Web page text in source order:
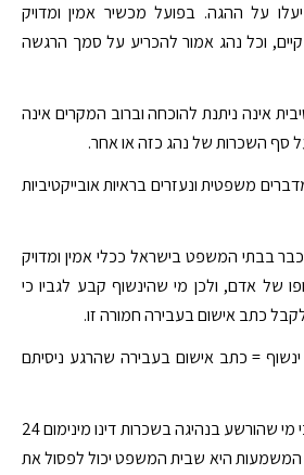
על ההגה. בפועל מכשיר אמין ומדויק
וכל נהג אמור להכריע על סמך הרגשה
אינה ניתנת להוכחה וברוב המקרים אינה
סף השכרות של נהג כזה או אחר.
משפטית ונעזרים בראיות אובייקטיביות
בבתי המשפט בישראל ככלי אמין ומדויק
של אדם, ולכן מי שהינשוף קבע לגביו כי
כתב אישום בעבירה חמורה זו.
= כתב אישום בעבירה שהרגע ניסיתם
פקודת התעבורה קובעת כי מי שהורשע בנהיגה בשכרות דינו מינימום 24
המשמעות היא שבית המשפט יכול לפסול את